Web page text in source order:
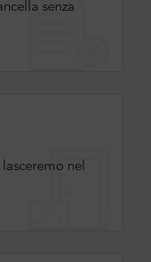
senza
nel